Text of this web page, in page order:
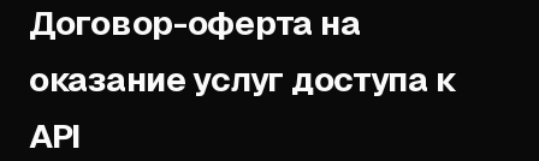
Договор-оферта на
оказание услуг доступа к
API